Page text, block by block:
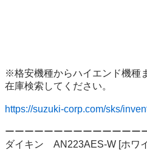
※格安機種からハイエンド機種
在庫検索してください。
https://suzuki-corp.com/sks/
ーーーーーーーーーーーーーー
ダイキン　AN223AES-W [ホワ